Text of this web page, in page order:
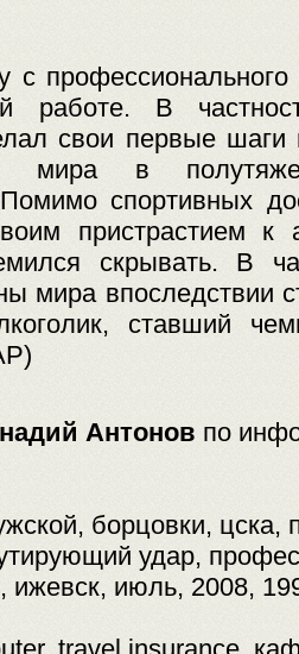
с профессионального
работе. В
свои первые
мира в
спортивных
пристрастием к
скрывать. В
мира впоследствии
ставший
Антонов по
борцовки, цска,
удар,
ижевск, июль, 2008,